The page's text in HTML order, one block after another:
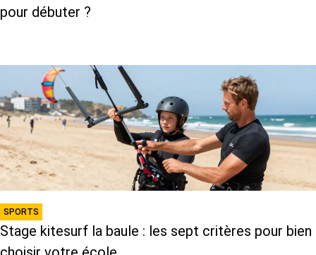
pour débuter ?
SPORTS
Stage kitesurf la baule : les sept critères pour bien